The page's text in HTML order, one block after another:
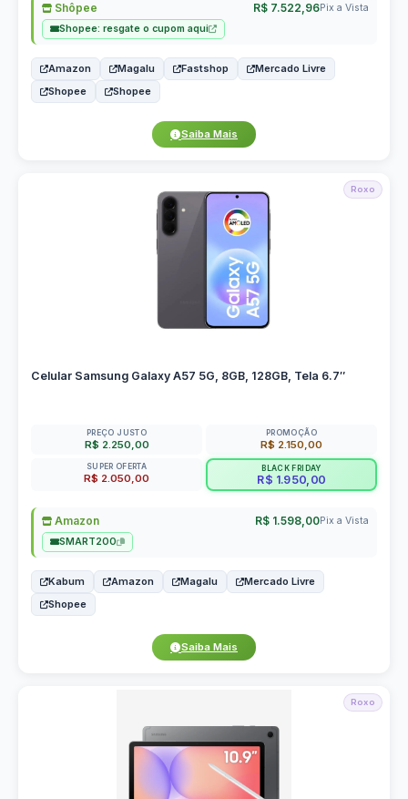
Shôpee R$ 7.522,96Pix a Vista
Shopee: resgate o cupom aqui
Amazon Magalu Fastshop
Mercado Livre
Shopee
Shopee
Saiba Mais
Roxo
Celular Samsung Galaxy A57 5G, 8GB, 128GB, Tela 6.7″
PREÇO JUSTO
R$ 2.250,00
PROMOÇÃO
R$ 2.150,00
SUPER OFERTA
R$ 2.050,00
BLACK FRIDAY
R$ 1.950,00
Amazon R$ 1.598,00Pix a Vista
SMART200
Kabum Amazon Magalu
Mercado Livre
Shopee
Saiba Mais
Roxo